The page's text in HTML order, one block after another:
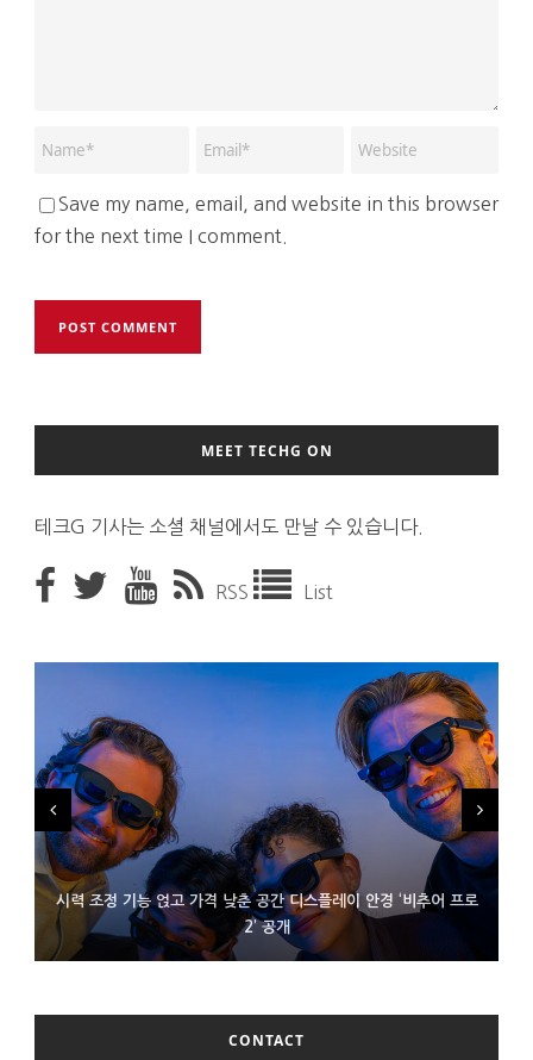
Save my name, email, and website in this browser
for the next time I comment.
MEET TECHG ON
테크G 기사는 소셜 채널에서도 만날 수 있습니다.
RSS List
시력 조정 기능 얹고 가격 낮춘 공간 디스플레이 안경 ‘비추어 프로
2’ 공개
D램 부족에 10억달러어치 아이폰18 프로세서 패키징 대기 중
300~400달러 반지형 스피커 준비하는 오픈AI
CONTACT